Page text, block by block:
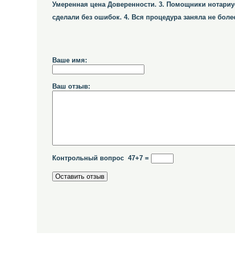
Умеренная цена Доверенности. 3. Помощники
сделали без ошибок. 4. Вся процедура заняла не
Ваше имя:
Ваш отзыв:
Контрольный вопрос 47+7 =